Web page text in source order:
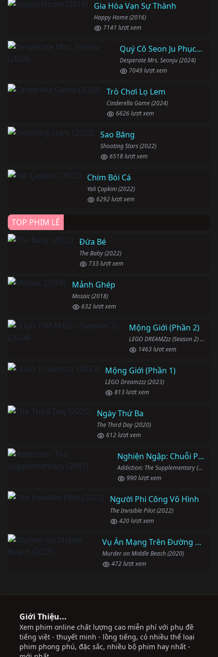
Gia Hòa Vạn Sự Thành
Happy Home (2016)
7141 lượt xem
Quý Cô Seon Ju Phục Thù
Desperate Mrs. Seonju (2024)
7049 lượt xem
Trò Chơi Lọ Lem
Cinderella Game (2024)
6626 lượt xem
Sao Băng
Shooting Stars (2022)
6518 lượt xem
Chim Bói Cá
Yali Çapkini (2022)
6292 lượt xem
TOP PHIM LẺ
Đứa Bé
The Baby (2022)
733 lượt xem
Mảnh Ghép
Mosaic (2018)
632 lượt xem
Mộng Giới (Phần 2)
LEGO DREAMZzz (Season 2) (2024)
1463 lượt xem
Mộng Giới (Phần 1)
LEGO Dreamzzz (2023)
813 lượt xem
Ngày Thứ Ba
The Third Day (2020)
612 lượt xem
Nghiện Ngập: Chuỗi Phim Bổ Trợ
Addiction: The Supplementary (2007)
990 lượt xem
Người Phi Công Vô Hình
The Invisible Pilot (2022)
420 lượt xem
Vụ Án Mạng Trên Đường Middle Beach
Murder on Middle Beach (2020)
472 lượt xem
Giới Thiệu...
Xem phim online chất lượng cao miễn phí với phụ đề
tiếng việt - thuyết minh - lồng tiếng, có nhiều thể loại
phim phong phú, đặc sắc, nhiều bộ phim hay nhất -